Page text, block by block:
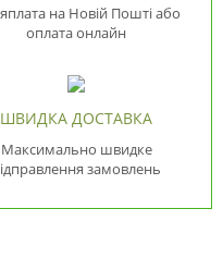
на Новій Пошті або
оплата онлайн
ШВИДКА ДОСТАВКА
Максимально швидке
замовлень